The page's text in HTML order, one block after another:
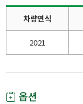
차량연식
2021
옵션